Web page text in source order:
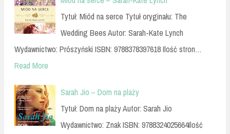
Tytuł: Miód na serce Tytuł oryginału: The
Wedding Bees Autor: Sarah-Kate Lynch
Wydawnictwo: Prószyński ISBN: 9788378397618 Ilość stron…
Read More
Sarah Jio – Dom na plaży
Tytuł: Dom na plaży Autor: Sarah Jio
Wydawnictwo: Znak ISBN: 9788324025664Ilość